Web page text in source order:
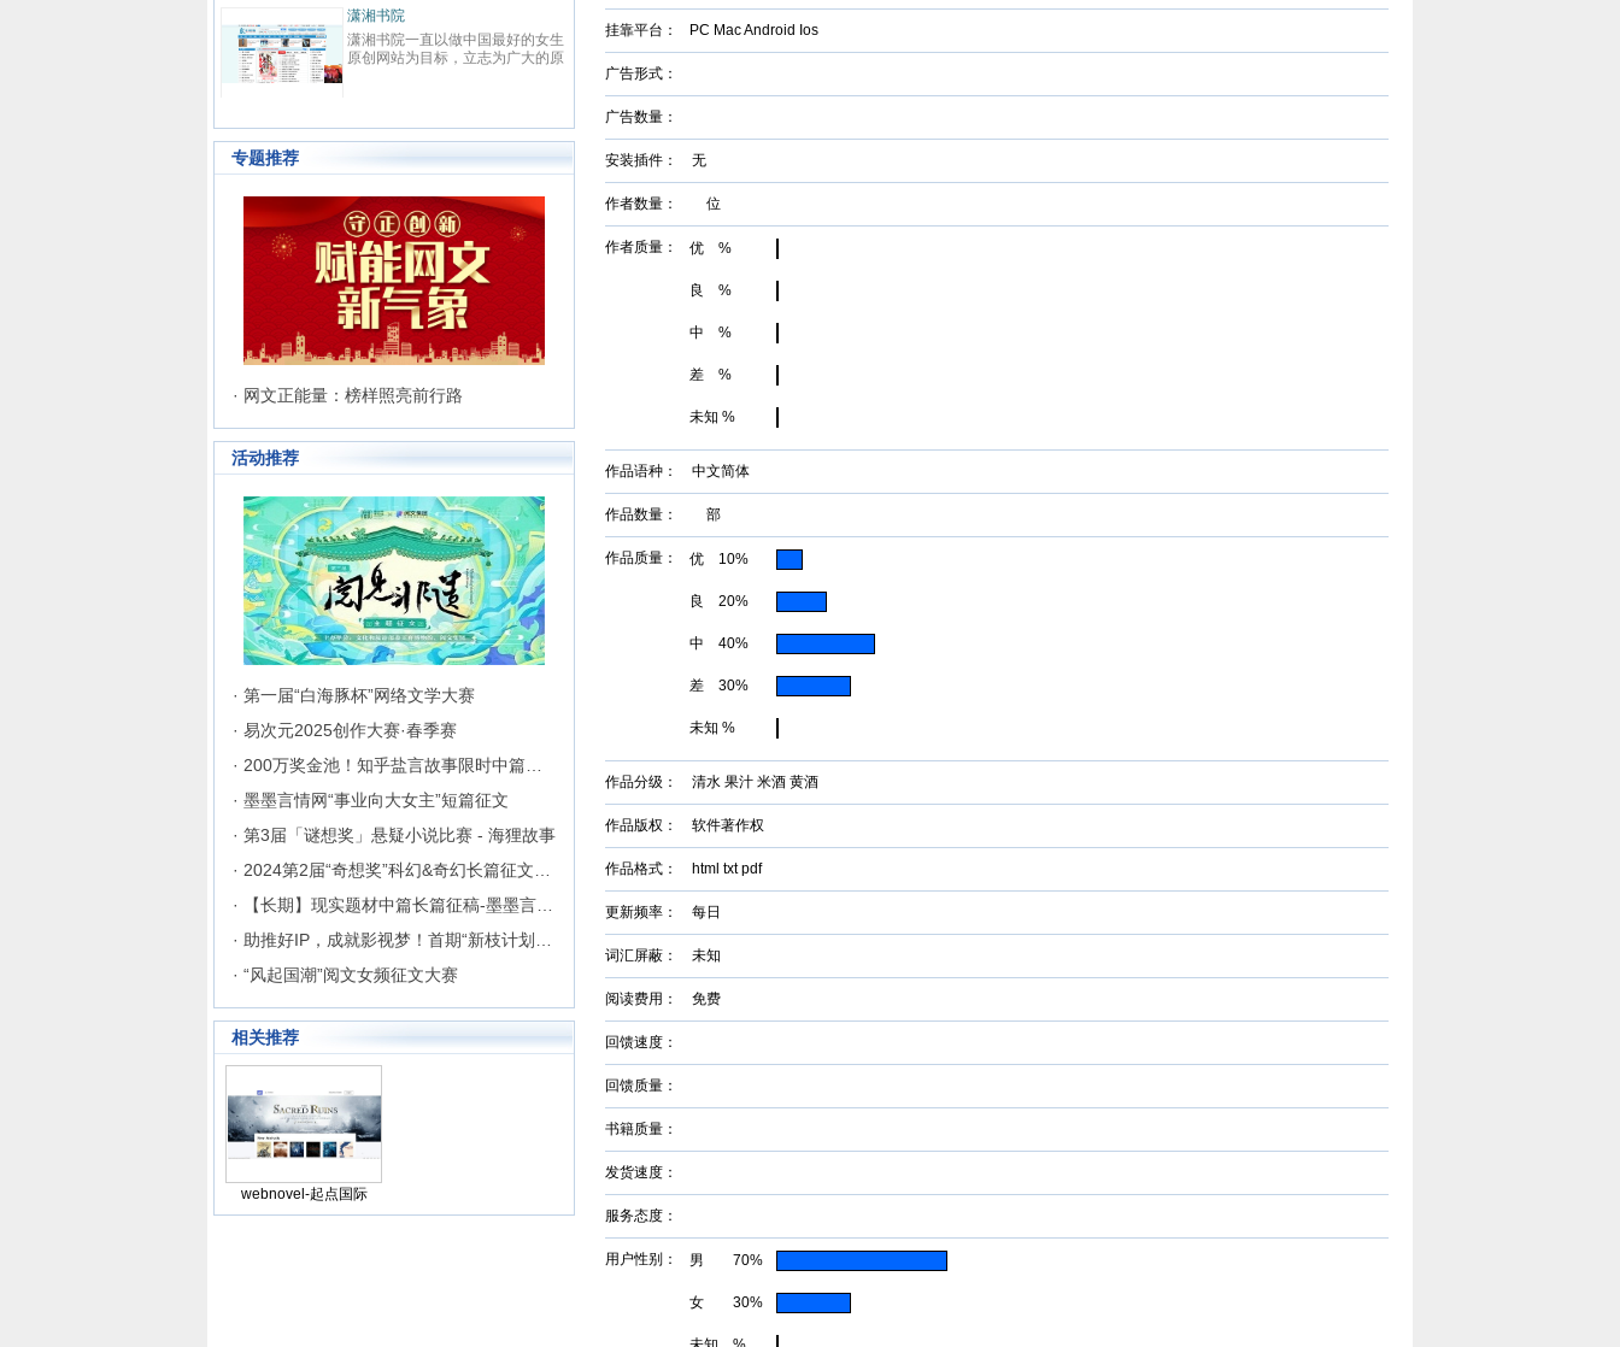
力于成为全球领先的中文数字出版
机构。作为旗下网站，17K小说网
以“让每个人都享受创作的乐趣”为
使命，以“成就与共赢”为价值观，
500余家，日均访问量3000W。
小说和网站建造对外的展示窗口，
而诞生的新模式垂直综合平台。严
选优质和潜力小说网站，用全面及
时、见地独到的资讯信息，贴合需
潇湘书院
潇湘书院一直以做中国最好的女生
原创网站为目标，立志为广大的原
成为女性原创作者群体以及读者群
专题推荐
· 网文正能量：榜样照亮前行路
活动推荐
· 第一届“白海豚杯”网络文学大赛
· 易次元2025创作大赛·春季赛
· 墨墨言情网“事业向大女主”短篇征文
· 第3届「谜想奖」悬疑小说比赛 - 海狸故事
· “风起国潮”阅文女频征文大赛
相关推荐
webnovel-起点国际
挂靠平台： PC Mac Android Ios
广告形式：
广告数量：
安装插件： 无
作者数量： 位
作者质量：优 %
良 %
中 %
差 %
未知 %
作品语种： 中文简体
作品数量： 部
作品质量：优 10%
良 20%
中 40%
差 30%
未知 %
作品分级： 清水 果汁 米酒 黄酒
作品版权： 软件著作权
作品格式： html txt pdf
更新频率： 每日
词汇屏蔽： 未知
阅读费用： 免费
回馈速度：
回馈质量：
书籍质量：
发货速度：
服务态度：
用户性别：男 70%
女 30%